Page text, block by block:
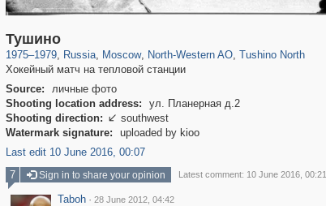
Тушино
1975–1979, Russia, Moscow
319,780
, North-Western AO, Tushino North
Хокейный матч на тепловой станции
Source:
личные фото
Shooting location address:
ул. Планерная д.2
Shooting direction:  southwest
Watermark signature:
uploaded by kioo
Last edit 10 June 2016, 00:07
7 Sign in to share your opinion Latest comment: 10 June 2016, 00:21
Taboh · 28 June 2012, 04:42